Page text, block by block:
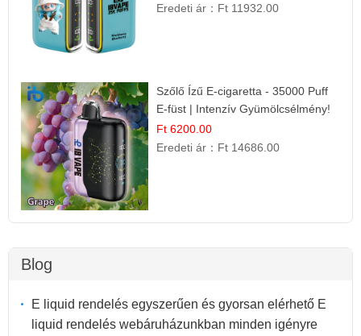
Eredeti ár： Ft 11932.00
Szőlő Ízű E-cigaretta - 35000 Puff
E-füst | Intenzív Gyümölcsélmény!
Ft 6200.00
Eredeti ár： Ft 14686.00
Blog
E liquid rendelés egyszerűen és gyorsan elérhető E
liquid rendelés webáruházunkban minden igényre